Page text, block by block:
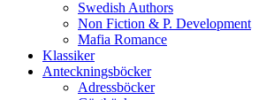
Swedish Authors
Non Fiction & P. Development
Mafia Romance
Klassiker
Anteckningsböcker
Adressböcker